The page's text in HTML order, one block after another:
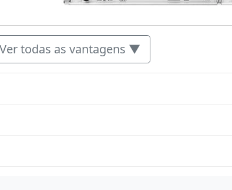
todas as vantagens ▼